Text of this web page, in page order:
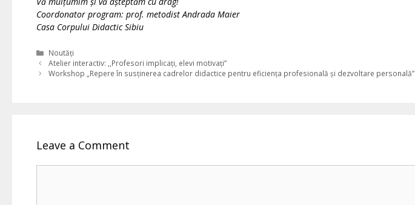
Coordonator program: prof. metodist Andrada Maier
Casa Corpului Didactic Sibiu
Categories
Noutăți
Atelier interactiv: ,,Profesori implicați, elevi motivați”
Workshop „Repere în susținerea cadrelor didactice pentru eficiența profesională și dezvoltare personală”
Leave a Comment